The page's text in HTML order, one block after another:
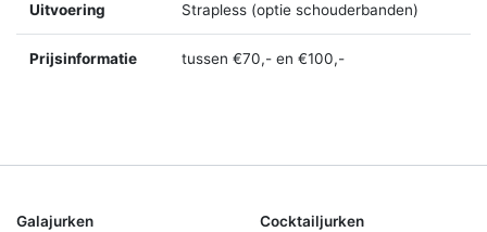
Uitvoering Strapless (optie schouderbanden)
Prijsinformatie tussen €70,- en €100,-
Galajurken Cocktailjurken